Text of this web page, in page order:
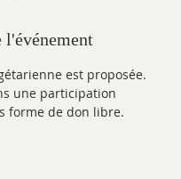
l'événement
est proposée.
une participation
forme de don libre.